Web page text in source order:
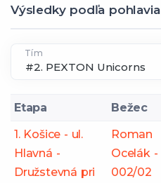
Výsledky podľa pohlavia
Tím
Etapa Bežec
1. Košice - ul.
Hlavná -
Družstevná pri
Roman
Ocelák -
002/02